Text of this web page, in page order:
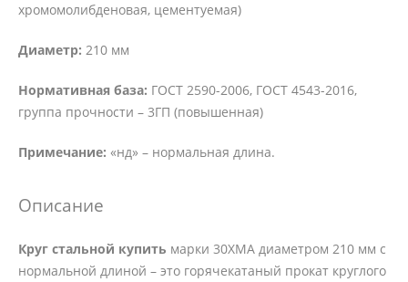
хромомолибденовая, цементуемая)
Диаметр: 210 мм
Нормативная база: ГОСТ 2590-2006, ГОСТ 4543-2016,
группа прочности – 3ГП (повышенная)
Примечание: «нд» – нормальная длина.
Описание
Круг стальной купить марки 30ХМА диаметром 210 мм с
нормальной длиной – это горячекатаный прокат круглого